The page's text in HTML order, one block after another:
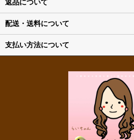
返品について
配送・送料について
支払い方法について